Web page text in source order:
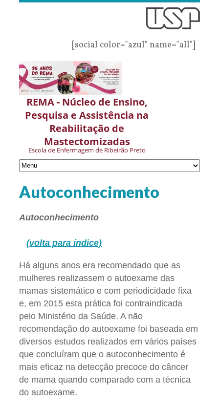
[social color="azul" name="all"]
REMA - Núcleo de Ensino,
Pesquisa e Assistência na
Reabilitação de
Mastectomizadas
Escola de Enfermagem de Ribeirão Preto
Autoconhecimento
Autoconhecimento
(volta para índice)
Há alguns anos era recomendado que as
mulheres realizassem o autoexame das
mamas sistemático e com periodicidade fixa
e, em 2015 esta prática foi contraindicada
pelo Ministério da Saúde. A não
recomendação do autoexame foi baseada em
diversos estudos realizados em vários países
que concluíram que o autoconhecimento é
mais eficaz na detecção precoce do câncer
de mama quando comparado com a técnica
do autoexame.